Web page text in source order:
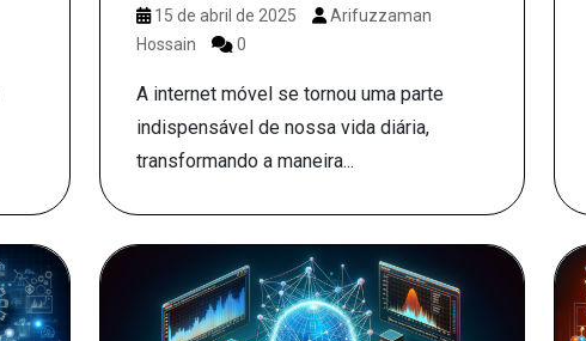
15 de abril de 2025
Arifuzzaman
Hossain
0
A internet móvel se tornou uma parte
indispensável de nossa vida diária,
transformando a maneira...